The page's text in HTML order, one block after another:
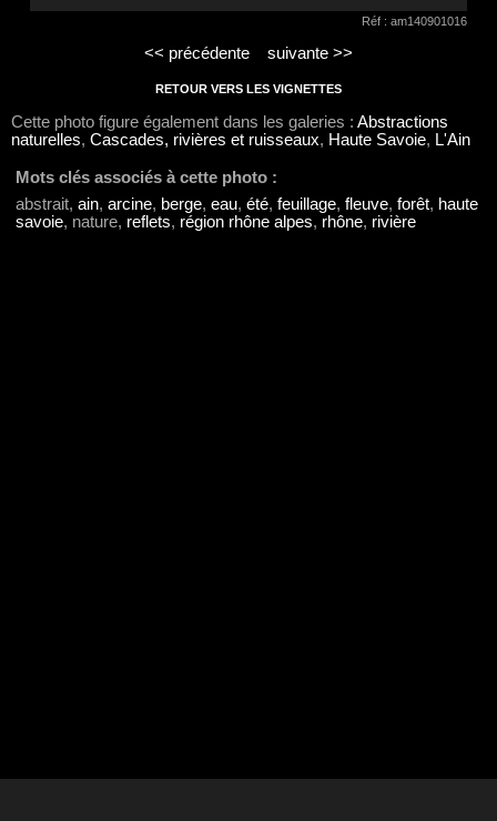
Réf : am140901016
<< précédente suivante >>
RETOUR VERS LES VIGNETTES
Cette photo figure également dans les galeries : Abstractions
naturelles, Cascades, rivières et ruisseaux, Haute Savoie, L'Ain
Mots clés associés à cette photo :
abstrait, ain, arcine, berge, eau, été, feuillage, fleuve, forêt, haute
savoie, nature, reflets, région rhône alpes, rhône, rivière